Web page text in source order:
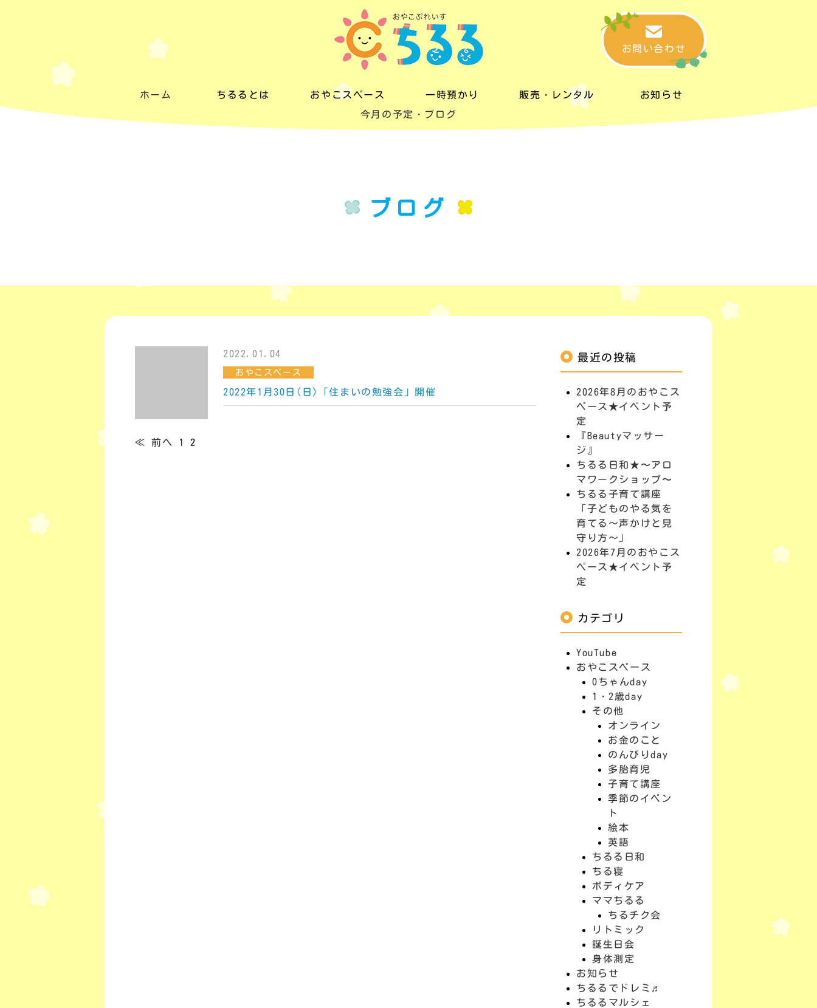
お問い合わせ
ホーム ちるるとは おやこスペース
おやこスペース
一時預かり
一時預かり
販売・レンタル お知らせ
今月の予定・ブログ
ブログ
2022.01.04
おやこスペース
2022年1月30日(日)「住まいの勉強会」開催
≪ 前へ 1 2
最近の投稿
2026年8月のおやこス
ペース★イベント予
定
『Beautyマッサー
ジ』
ちるる日和★〜アロ
マワークショップ〜
ちるる子育て講座
「子どものやる気を
育てる～声かけと見
守り方～」
2026年7月のおやこス
ペース★イベント予
定
カテゴリ
YouTube
おやこスペース
0ちゃんday
1・2歳day
その他
オンライン
お金のこと
のんびりday
多胎育児
子育て講座
季節のイベン
ト
絵本
英語
ちるる日和
ちる寝
ボディケア
ママちるる
ちるチク会
リトミック
誕生日会
身体測定
お知らせ
ちるるでドレミ♬
ちるるマルシェ